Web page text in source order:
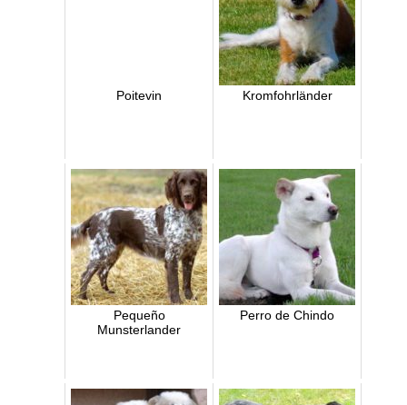
Poitevin Kromfohrländer
Pequeño
Munsterlander
Perro de Chindo